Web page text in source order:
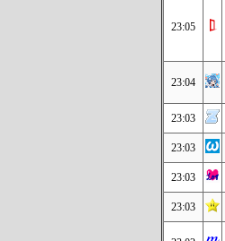
23:05
23:04
23:03
23:03
23:03
23:03